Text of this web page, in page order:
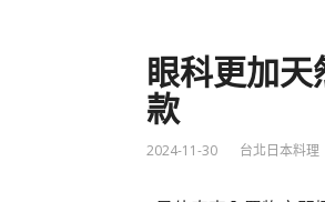
眼科更加
款
2024-11-30 台北日本料理